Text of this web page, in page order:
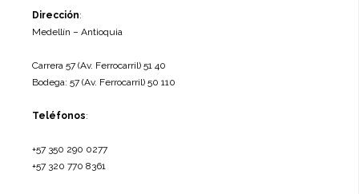
Dirección:
Medellín – Antioquia
Carrera 57 (Av. Ferrocarril) 51 40
Bodega: 57 (Av. Ferrocarril) 50 110
Teléfonos:
+57 350 290 0277
+57 320 770 8361